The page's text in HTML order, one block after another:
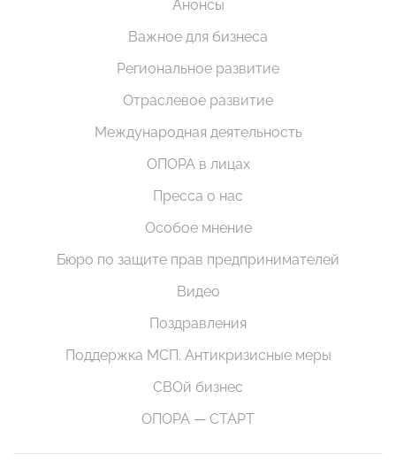
Анонсы
Важное для бизнеса
Региональное развитие
Отраслевое развитие
Международная деятельность
ОПОРА в лицах
Пресса о нас
Особое мнение
Бюро по защите прав предпринимателей
Видео
Поздравления
Поддержка МСП. Антикризисные меры
СВОй бизнес
ОПОРА — СТАРТ